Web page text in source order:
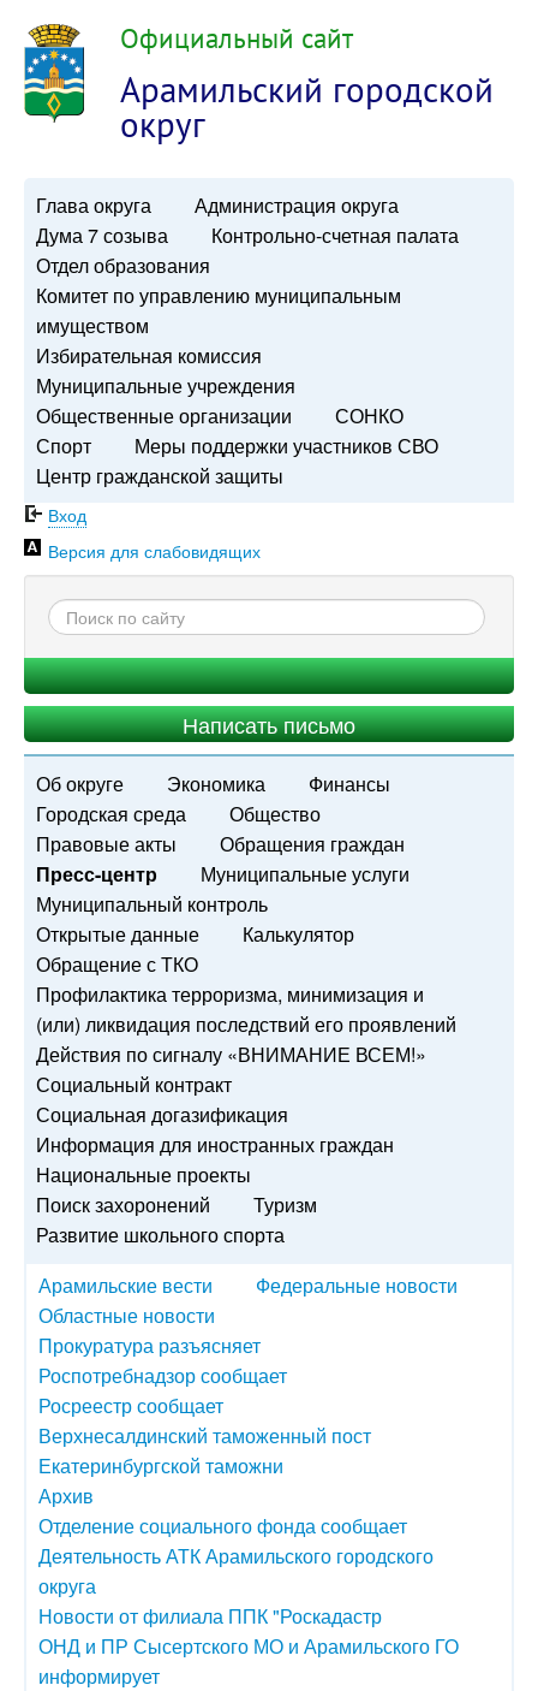
Официальный сайт
Арамильский городской
округ
Глава округа
Администрация округа
Дума 7 созыва
Контрольно-счетная палата
Отдел образования
Комитет по управлению муниципальным
имуществом
Избирательная комиссия
Муниципальные учреждения
Общественные организации
СОНКО
Спорт
Меры поддержки участников СВО
Центр гражданской защиты
Вход
Версия для слабовидящих
Написать письмо
Об округе Экономика
Финансы
Городская среда
Общество
Правовые акты
Обращения граждан
Пресс-центр
Муниципальные услуги
Муниципальный контроль
Открытые данные
Калькулятор
Обращение с ТКО
Профилактика терроризма, минимизация и
(или) ликвидация последствий его проявлений
Действия по сигналу «ВНИМАНИЕ ВСЕМ!»
Социальный контракт
Социальная догазификация
Информация для иностранных граждан
Национальные проекты
Поиск захоронений
Туризм
Развитие школьного спорта
Арамильские вести
Федеральные новости
Областные новости
Прокуратура разъясняет
Роспотребнадзор сообщает
Росреестр сообщает
Верхнесалдинский таможенный пост
Екатеринбургской таможни
Архив
Отделение социального фонда сообщает
Деятельность АТК Арамильского городского
округа
Новости от филиала ППК "Роскадастр
ОНД и ПР Сысертского МО и Арамильского ГО
информирует